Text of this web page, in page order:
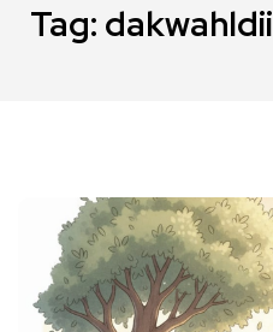
Tag: dakwahldii